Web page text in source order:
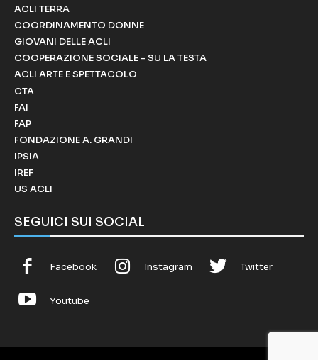
ACLI TERRA
COORDINAMENTO DONNE
GIOVANI DELLE ACLI
COOPERAZIONE SOCIALE - SU LA TESTA
ACLI ARTE E SPETTACOLO
CTA
FAI
FAP
FONDAZIONE A. GRANDI
IPSIA
IREF
US ACLI
SEGUICI SUI SOCIAL
Facebook Instagram Twitter
Youtube